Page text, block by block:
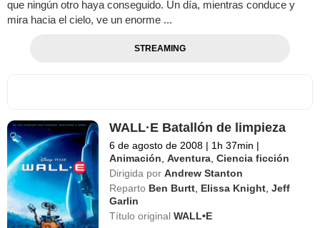
que ningún otro haya conseguido. Un día, mientras conduce y
mira hacia el cielo, ve un enorme ...
STREAMING
WALL·E Batallón de limpieza
6 de agosto de 2008 | 1h 37min |
Animación ,Aventura ,Ciencia ficción
Dirigida por Andrew Stanton
Reparto Ben Burtt Elissa Knight ,Jeff
Garlin
Título originalWALL•E